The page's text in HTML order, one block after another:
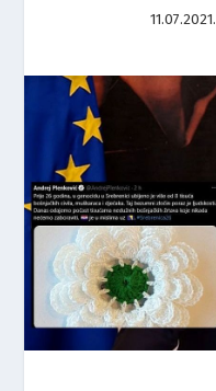
11.07.2021.